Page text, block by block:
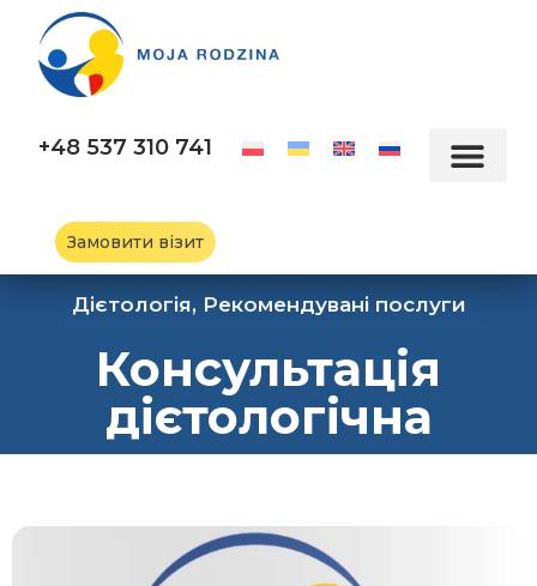
+48 537 310 741
Замовити візит
Дієтологія, Рекомендувані послуги
Консультація
дієтологічна